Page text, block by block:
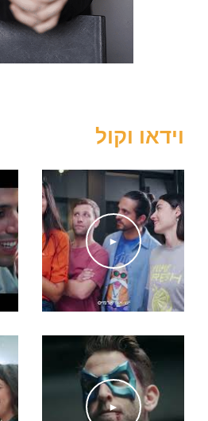
החיות" – תאטרון גשר, בבימוי נועם
2015 – "יש לי חשק לדוקטור" – פארסה בבימוי רוני מנדלסון
2015 – "פסטיבל שירי סן רמו" – מחזמר בבימוי יורם לוינשטיין
2015 – "נשיקה על האספלט" – בבימוי צדי צרפתי
2015 – "שושה" – בבימוי ניר ארז
2015 – "סקס סרטים וגעגוע" – קומדיה בבימוי שמעון מימרן
2014 – "אילוף הסוררת" –
בוילנה
פרסומות
2026 פרסומת לibi בבימוי יפתח חוצב
וידאו וקול
►
►